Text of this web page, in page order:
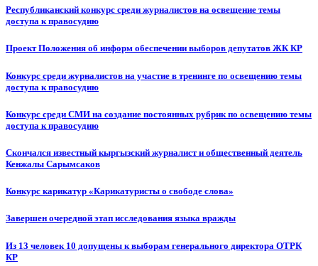
Республиканский конкурс среди журналистов на освещение темы
доступа к правосудию
Проект Положения об информ обеспечении выборов депутатов ЖК КР
Конкурс среди журналистов на участие в тренинге по освещению темы
доступа к правосудию
Конкурс среди СМИ на создание постоянных рубрик по освещению темы
доступа к правосудию
Скончался известный кыргызский журналист и общественный деятель
Кенжалы Сарымсаков
Конкурс карикатур «Карикатуристы о свободе слова»
Завершен очередной этап исследования языка вражды
Из 13 человек 10 допущены к выборам генерального директора ОТРК
КР